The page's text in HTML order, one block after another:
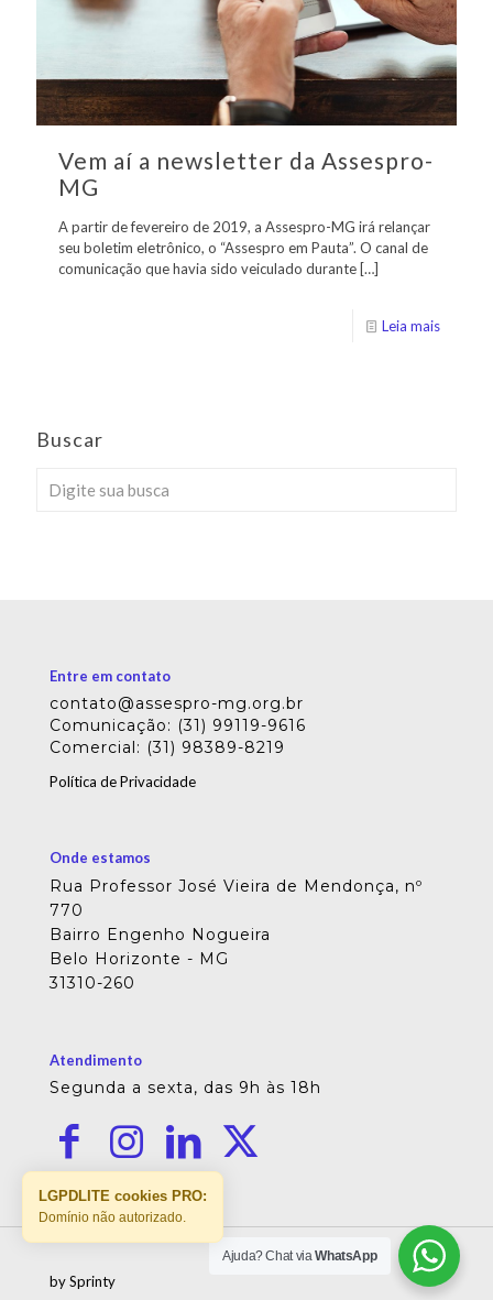
Vem aí a newsletter da Assespro-
MG
A partir de fevereiro de 2019, a Assespro-MG irá relançar
seu boletim eletrônico, o “Assespro em Pauta”. O canal de
comunicação que havia sido veiculado durante […]
Leia mais
Buscar
Entre em contato
contato@assespro-mg.org.br
Comunicação: (31) 99119-9616
Comercial: (31) 98389-8219
Política de Privacidade
Onde estamos
Rua Professor José Vieira de Mendonça, nº
770
Bairro Engenho Nogueira
Belo Horizonte - MG
31310-260
Atendimento
Segunda a sexta, das 9h às 18h
by Sprinty
Ajuda? Chat viaWhatsApp
LGPDLITE cookies PRO:
Domínio não autorizado.